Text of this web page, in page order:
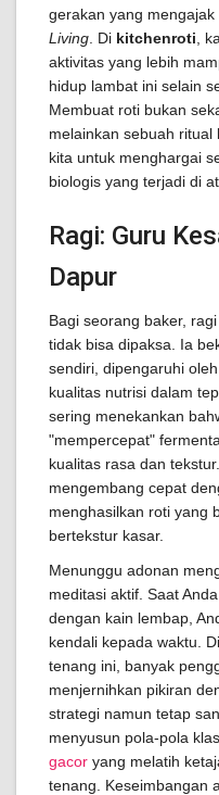
gerakan yang
Living . Di kitchenroti ,
aktivitas yang lebih
hidup lambat ini selain
Membuat roti bukan
melainkan sebuah
kita untuk menghargai
biologis yang terjadi di
Ragi: Guru
Dapur
Bagi seorang baker,
tidak bisa dipaksa. Ia
sendiri, dipengaruhi
kualitas nutrisi dalam
sering menekankan
"mempercepat"
kualitas rasa dan
mengembang cepat
menghasilkan roti yang
bertekstur kasar.
Menunggu adonan
meditasi aktif. Saat
dengan kain lembap,
kendali kepada waktu.
tenang ini, banyak
menjernihkan pikiran
strategi namun tetap
menyusun pola-pola
gacor yang melatih
tenang. Keseimbangan